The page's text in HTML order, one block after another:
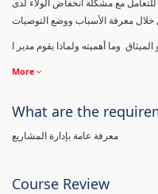
معرفة الأسباب ووضع التوصيات
More
What are the
معرفة عامة بإدارة المشاريع
Course Review